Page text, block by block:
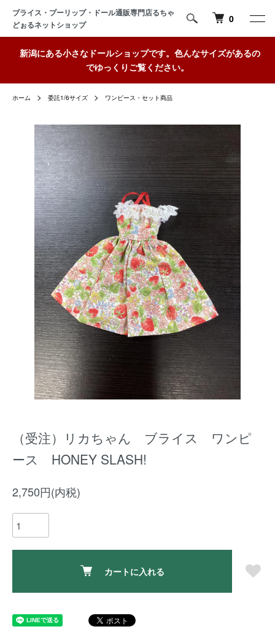
ブライス・プーリップ・ドール通販専門店るちゃ
どぉるネットショップ
0
新潟にある小さなドールショップです。色んなサイズがあるの
でゆっくりご覧ください。
ホーム 委託1/6サイズ ワンピース・セット商品
（受注）リカちゃん ブライス ワンピ
ース HONEY SLASH!
2,750円(内税)
カートに入れる